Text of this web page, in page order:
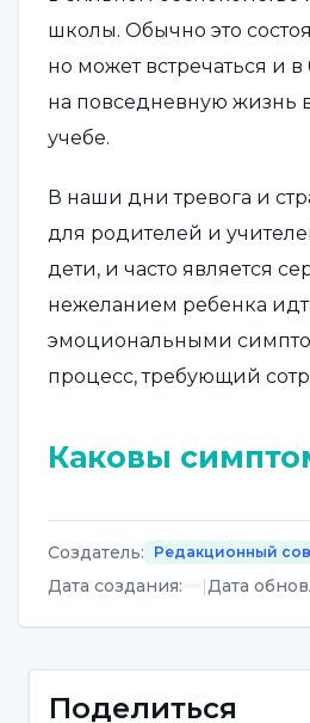
школы. Обычно это
но может встречаться и
на повседневную жизнь
учебе.
В наши дни тревога и
для родителей и
дети, и часто является
нежеланием ребенка
эмоциональными
процесс, требующий
Каковы
ситуации ребенка.
Создатель: Редакционный
Дата создания: |Дата
Поделиться